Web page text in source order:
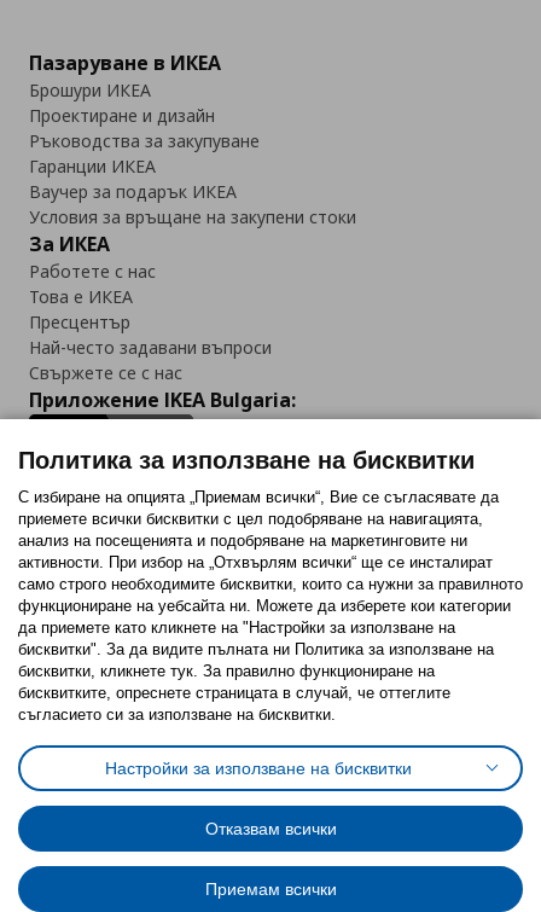
Пазаруване в ИКЕА
Брошури ИКЕА
Проектиране и дизайн
Ръководства за закупуване
Гаранции ИКЕА
Ваучер за подарък ИКЕА
Условия за връщане на закупени стоки
За ИКЕА
Работете с нас
Това е ИКЕА
Пресцентър
Най-често задавани въпроси
Свържете се с нас
Приложение IKEA Bulgaria:
Последвайте ни:
FacebookTwitterYoutubePinterestInstagram
Политика за използване на бисквитки (Cookies)
Избор на настройки за използване на бисквитки
Условия за ползване на ikea.bgОбща политика за личните данни
Политика за защита на личните данни на ikea.bg
Общи условия на програма IKEA Family
Политика за защита на лични данни на програма IKEA Family
Политика за използване на бисквитки
С избиране на опцията „Приемам всички“, Вие се съгласявате да
приемете всички бисквитки с цел подобряване на навигацията,
анализ на посещенията и подобряване на маркетинговите ни
активности. При избор на „Отхвърлям всички“ ще се инсталират
само строго необходимитe бисквитки, които са нужни за правилното
функциониране на уебсайта ни. Можете да изберете кои категории
да приемете като кликнете на "Настройки за използване на
бисквитки". За да видите пълната ни Политика за използване на
бисквитки, кликнете тук. За правилно функциониране на
бисквитките, опреснете страницата в случай, че оттеглите
съгласието си за използване на бисквитки.
Настройки за използване на бисквитки
Отказвам всички
Приемам всички